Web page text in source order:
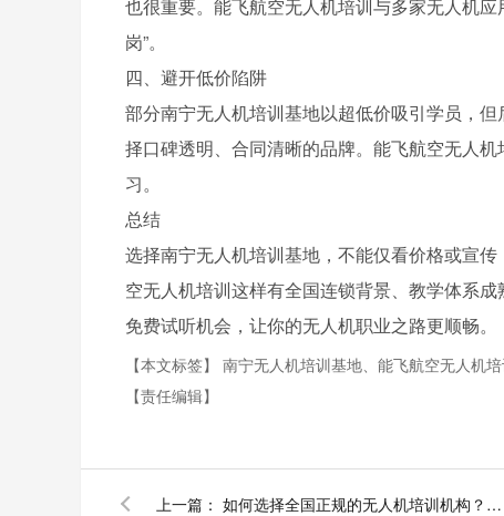
也很重要。能飞航空无人机培训与多家无人机
岗”。
四、避开低价陷阱
部分南宁无人机培训基地以超低价吸引学员，
择口碑透明、合同清晰的品牌。能飞航空无人
习。
总结
选择南宁无人机培训基地，不能仅看价格或宣
空无人机培训这样有全国连锁背景、教学体系
免费试听机会，让你的无人机职业之路更顺畅。
【本文标签】 南宁无人机培训基地、能飞航空无人机
【责任编辑】
上一篇： 如何选择全国正规的无人机培训机构？这份避坑指南请收好